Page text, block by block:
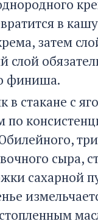
в
затем
слой
финиша.
в стакане с
сыра,
сахарной